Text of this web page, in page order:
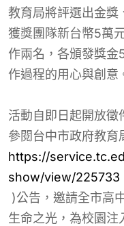
教育局將評選出金獎
獲獎團隊新台幣5萬
作兩名，各頒發獎金
作過程的用心與創意
活動自即日起開放徵
參閱台中市政府教育
https://
show/view/225733
)公告，邀請全市高
生命之光，為校園注